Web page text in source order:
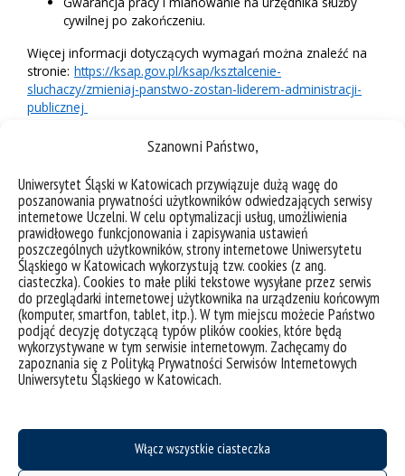
Szanowni Państwo,
Uniwersytet Śląski w Katowicach przywiązuje dużą wagę do
poszanowania prywatności użytkowników odwiedzających serwisy
internetowe Uczelni. W celu optymalizacji usług, umożliwienia
prawidłowego funkcjonowania i zapisywania ustawień
poszczególnych użytkowników, strony internetowe Uniwersytetu
Śląskiego w Katowicach wykorzystują tzw. cookies (z ang.
ciasteczka). Cookies to małe pliki tekstowe wysyłane przez serwis
do przeglądarki internetowej użytkownika na urządzeniu końcowym
(komputer, smartfon, tablet, itp.). W tym miejscu możecie Państwo
podjąć decyzję dotyczącą typów plików cookies, które będą
wykorzystywane w tym serwisie internetowym. Zachęcamy do
zapoznania się z Polityką Prywatności Serwisów Internetowych
Uniwersytetu Śląskiego w Katowicach.
Włącz wszystkie ciasteczka
cywilnej po zakończeniu.
Więcej informacji dotyczących wymagań można znaleźć na
stronie: https://ksap.gov.pl/ksap/ksztalcenie-
sluchaczy/zmieniaj-panstwo-zostan-liderem-administracji-
publicznej